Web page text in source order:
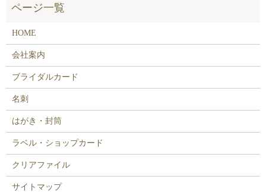
HOME
会社案内
ブライダルカード
名刺
はがき・封筒
ラベル・ショップカード
クリアファイル
サイトマップ